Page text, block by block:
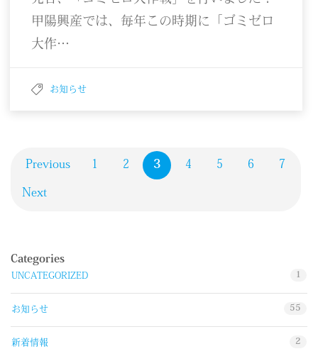
甲陽興産では、毎年この時期に「ゴミゼロ
大作…
お知らせ
Previous 1 2 3 4 5 6 7
Next
Categories
UNCATEGORIZED 1
お知らせ 55
新着情報 2